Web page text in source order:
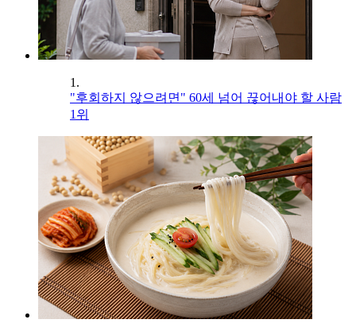
1.
"후회하지 않으려면" 60세 넘어 끊어내야 할 사람
1위